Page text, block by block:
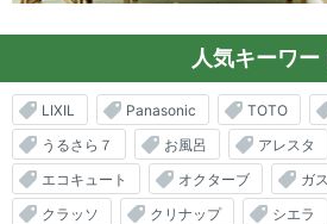
人気キーワー
LIXIL Panasonic TOTO
うるさら７
お風呂 アレスタ
エコキュート
オクターブ ガ
クラッソ
クリナップ シエラ